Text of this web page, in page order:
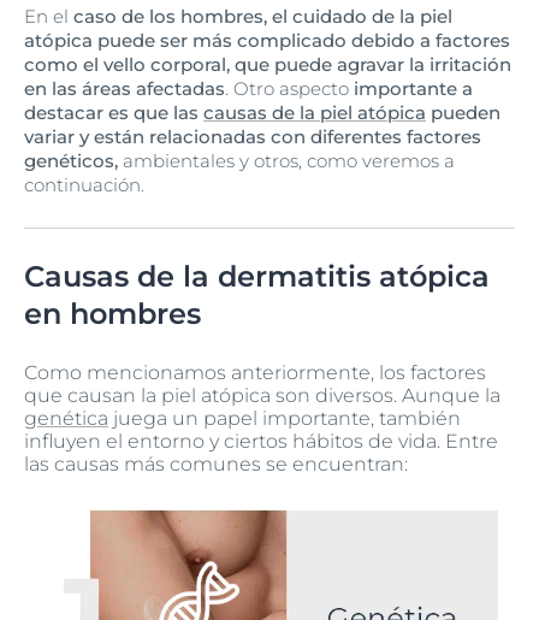
En el caso de los hombres, el cuidado de la piel
atópica puede ser más complicado debido a factores
como el vello corporal, que puede agravar la irritación
en las áreas afectadas. Otro aspecto importante a
destacar es que las causas de la piel atópica pueden
variar y están relacionadas con diferentes factores
genéticos, ambientales y otros, como veremos a
continuación.
Causas de la dermatitis atópica
en hombres
Como mencionamos anteriormente, los factores
que causan la piel atópica son diversos. Aunque la
genética juega un papel importante, también
influyen el entorno y ciertos hábitos de vida. Entre
las causas más comunes se encuentran: